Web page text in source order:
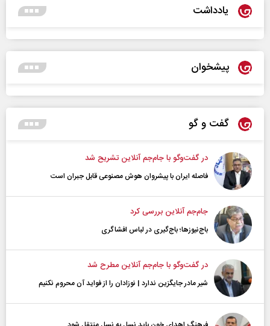
یادداشت
پیشخوان
گفت و گو
در گفت‌و‌گو با جام‌جم آنلاین تشریح شد
فاصله ایران با پیشرو‌ان هوش مصنوعی قابل جبران است
جام‌جم آنلاین بررسی کرد
باج‌نیوزها؛ باج‌گیری در لباس افشاگری
در گفت‌و‌گو با جام‌جم آنلاین مطرح شد
شیر مادر جایگزین ندارد | نوزادان را از فواید آن محروم نکنیم